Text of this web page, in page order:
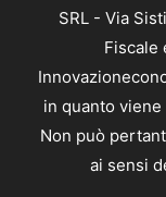
SRL - Via
Fiscale
in quanto
Non può
ai sensi